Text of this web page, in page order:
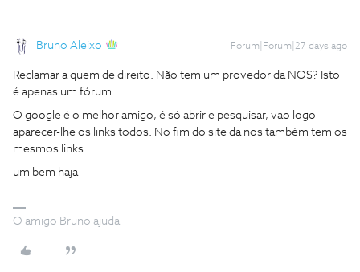
Bruno Aleixo Forum|Forum|27 days ago
Reclamar a quem de direito. Não tem um provedor da NOS? Isto
é apenas um fórum.
O google é o melhor amigo, é só abrir e pesquisar, vao logo
aparecer-lhe os links todos. No fim do site da nos também tem os
mesmos links.
um bem haja
O amigo Bruno ajuda